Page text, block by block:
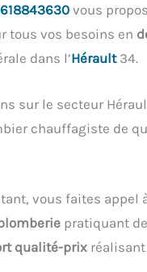
vous
tous vos besoins en
dans l’Hérault34.
sur le secteur
chauffagiste de
vous faites appel
pratiquant
qualité-prix